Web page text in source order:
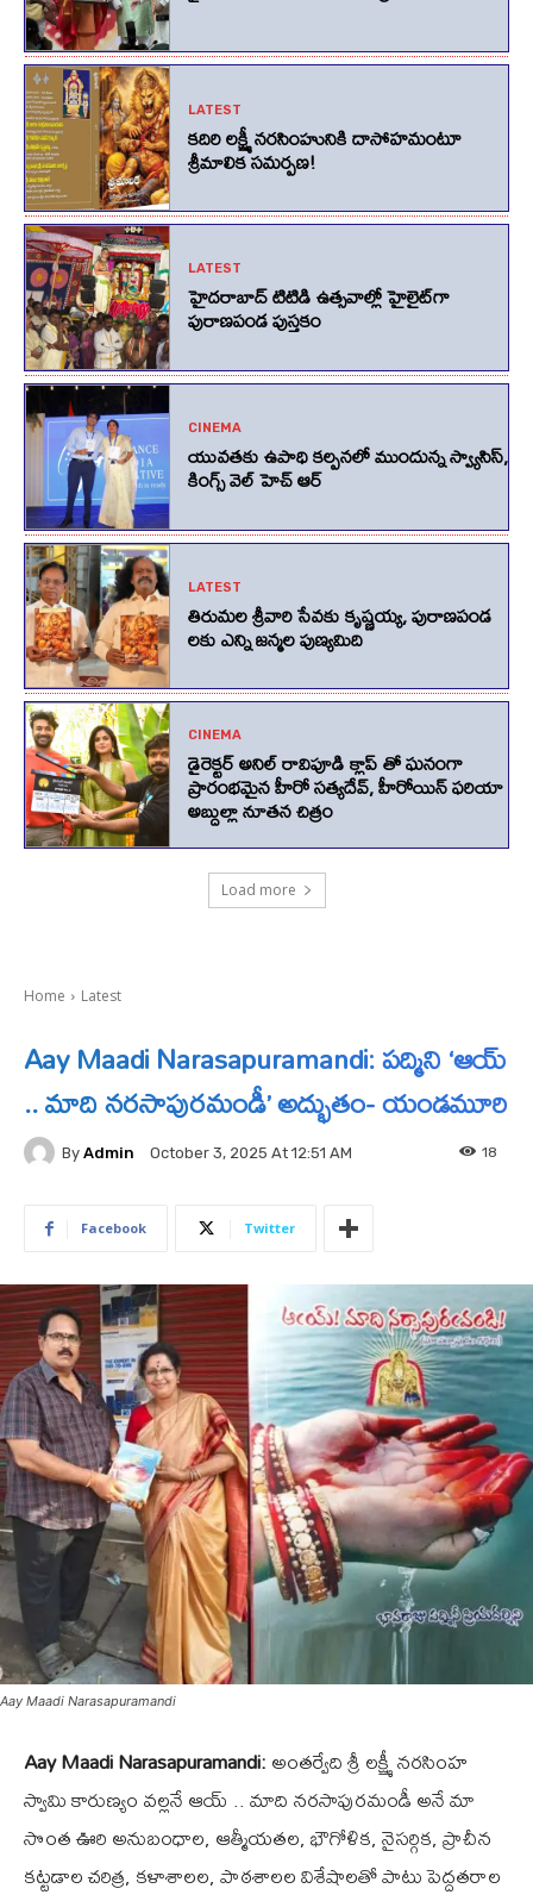
LATEST
కదిరి లక్ష్మీ నరసింహునికి దాసోహమంటూ
శ్రీమాలిక సమర్పణ!
LATEST
హైదరాబాద్ టిటిడి ఉత్సవాల్లో హైలైట్‌గా
పురాణపండ పుస్తకం
CINEMA
యువతకు ఉపాధి కల్పనలో ముందున్న స్వ్యాసిస్,
కింగ్స్‌ వెల్‌ హెచ్‌ ఆర్‌
LATEST
తిరుమల శ్రీవారి సేవకు కృష్ణయ్య, పురాణపండ
లకు ఎన్ని జన్మల పుణ్యమిది
CINEMA
డైరెక్టర్ అనిల్ రావిపూడి క్లాప్ తో ఘనంగా
ప్రారంభమైన హీరో సత్యదేవ్, హీరోయిన్ ఫరియా
అబ్దుల్లా నూతన చిత్రం
Load more